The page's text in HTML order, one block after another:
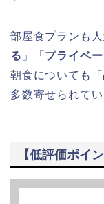
部屋食プランも人
る 」「 プライベ
朝食についても「
多数寄せられてい
【低評価ポイ